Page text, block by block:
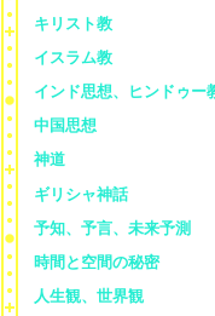
キリスト教
イスラム教
インド思想、ヒンドゥー
中国思想
神道
ギリシャ神話
予知、予言、未来予測
時間と空間の秘密
人生観、世界観